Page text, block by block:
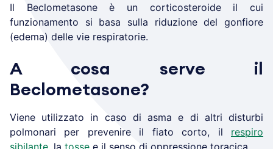
Il Beclometasone è un corticosteroide il cui
funzionamento si basa sulla riduzione del gonfiore
(edema) delle vie respiratorie.
A cosa serve il
Beclometasone?
Viene utilizzato in caso di asma e di altri disturbi
polmonari per prevenire il fiato corto, il respiro
sibilante, la tosse e il senso di oppressione toracica.